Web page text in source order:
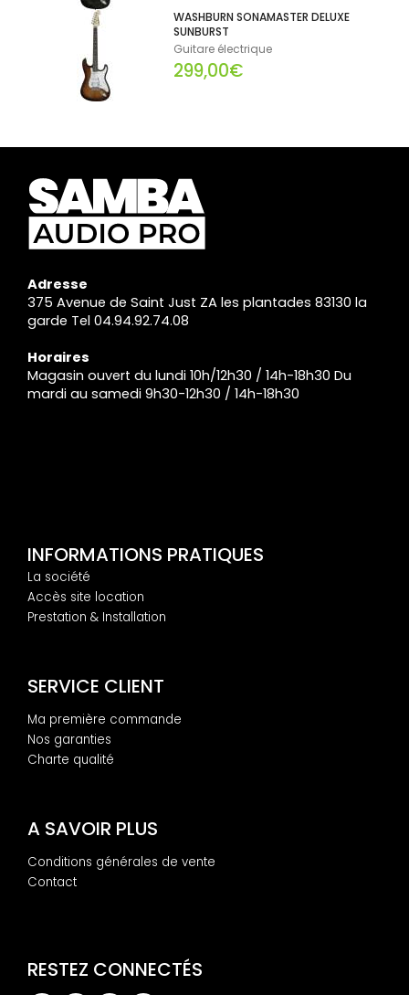
WASHBURN SONAMASTER DELUXE
SUNBURST
Guitare électrique
299,00€
Adresse
375 Avenue de Saint Just ZA les plantades 83130 la
garde Tel 04.94.92.74.08
Horaires
Magasin ouvert du lundi 10h/12h30 / 14h-18h30 Du
mardi au samedi 9h30-12h30 / 14h-18h30
INFORMATIONS PRATIQUES
La société
Accès site location
Prestation & Installation
SERVICE CLIENT
Ma première commande
Nos garanties
Charte qualité
A SAVOIR PLUS
Conditions générales de vente
Contact